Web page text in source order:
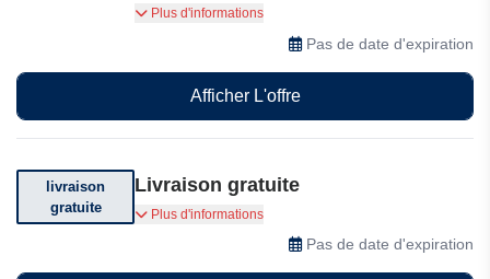
Bénéficiez de 10% de réduction sur tous les
livres pour entrepreneurs avec n’importe quelle
formation en ligne : une formation entièrement
en ligne, axée sur les examens, pour tous les
métiers!
Plus d'informations
Pas de date d'expiration
Afficher L'offre
livraison
gratuite
Livraison gratuite
Bénéficiez de la livraison gratuite pour toute
commande supérieure à 250$.
Plus d'informations
Pas de date d'expiration